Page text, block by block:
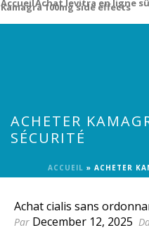
AccueilAchat levitra en ligne
Kamagra 100mg side effects
ACHETER
SÉCURITÉ
ACCUEIL » ACHETER
Achat cialis sans
Par December 12, 2025